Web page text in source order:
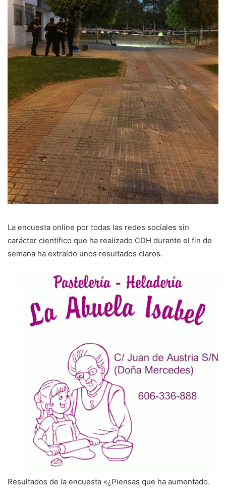
La encuesta online por todas las redes sociales sin
carácter científico que ha realizado CDH durante el fin de
semana ha extraído unos resultados claros.
Resultados de la encuesta «¿Piensas que ha aumentado.